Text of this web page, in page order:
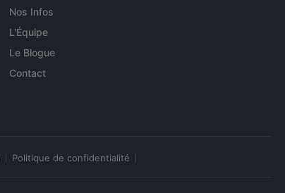
Nos Infos
L'Équipe
Le Blogue
Contact
Politique de confidentialité